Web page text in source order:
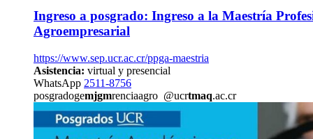
Ingreso a posgrado: Ingreso a la Maestría
Agroempresarial
https://www.sep.ucr.ac.cr/ppga-maestria
Asistencia: virtual y presencial
WhatsApp 2511-8756
posgradogemjgmrenciaagro @ucrtmaq.ac.cr